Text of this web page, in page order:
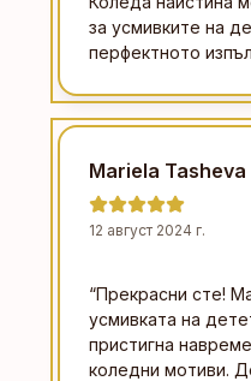
за усмивките на
перфектното
Mariela Tasheva
12 август 2024 г.
“Прекрасни сте!
усмивката на
пристигна
коледни мотиви.